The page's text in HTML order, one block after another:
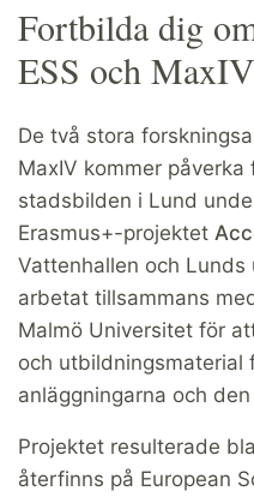
Fortbilda dig
ESS och
De två stora
MaxIV kommer
stadsbilden i Lund
Erasmus+-projektet
Vattenhallen och
arbetat tillsammans
Malmö Universitet för
och utbildningsmaterial
anläggningarna och
Projektet resulterade
återfinns på European